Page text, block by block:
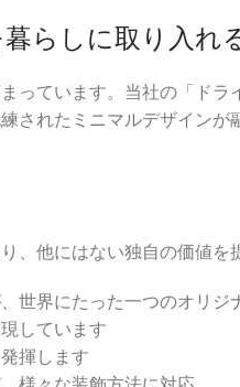
らしに取り入れ
ています。当社の「ド
れたミニマルデザイン
、他にはない独自の価値を
世界にたった一つのオリジ
しています
揮します